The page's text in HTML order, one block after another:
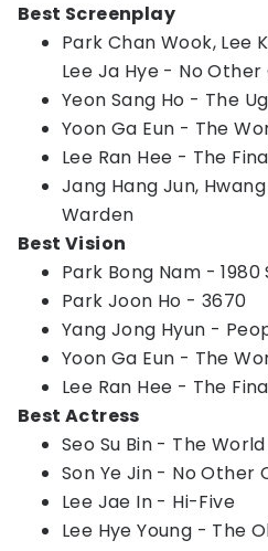
Best Screenplay
Park Chan Wook, Lee
Lee Ja Hye - No Other
Yeon Sang Ho - The
Yoon Ga Eun - The
Lee Ran Hee - The
Jang Hang Jun,
Warden
Best Vision
Park Bong Nam - 1980
Park Joon Ho - 3670
Yang Jong Hyun -
Yoon Ga Eun - The
Lee Ran Hee - The
Best Actress
Seo Su Bin - The
Son Ye Jin - No Other
Lee Jae In - Hi-Five
Lee Hye Young - The